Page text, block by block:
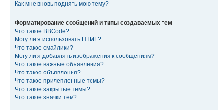
Как мне вновь поднять мою тему?
Форматирование сообщений и типы создаваемых тем
Что такое BBCode?
Могу ли я использовать HTML?
Что такое смайлики?
Могу ли я добавлять изображения к сообщениям?
Что такое важные объявления?
Что такое объявления?
Что такое прилепленные темы?
Что такое закрытые темы?
Что такое значки тем?